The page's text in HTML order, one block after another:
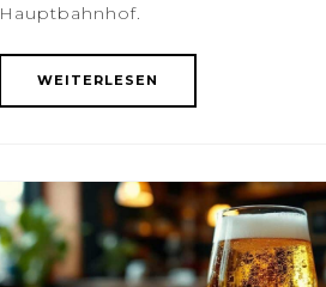
Hauptbahnhof.
WEITERLESEN